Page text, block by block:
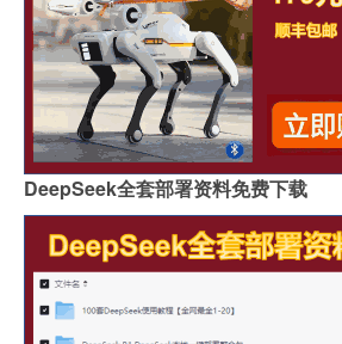
DeepSeek全套部署资料免费下载